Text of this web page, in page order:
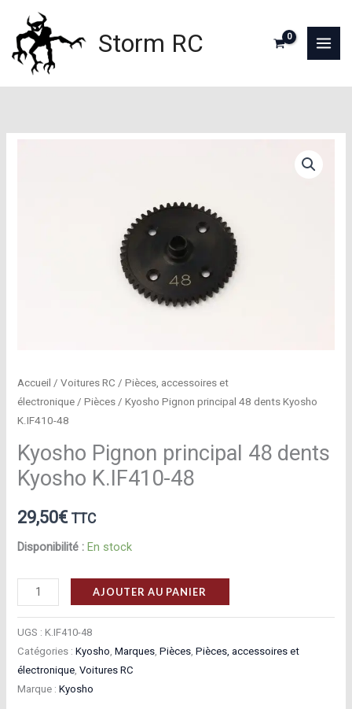
contenu
Storm RC
Accueil /Voitures RC /Pièces, accessoires et
électronique /Pièces / Kyosho Pignon principal 48 dents Kyosho
K.IF410-48
Kyosho Pignon principal 48 dents
Kyosho K.IF410-48
29,50€ TTC
Disponibilité : En stock
quantité
de
Kyosho
Pignon
principal
48
AJOUTER AU PANIER
UGS :K.IF410-48
Catégories :Kyosho ,Marques ,Pièces ,Pièces, accessoires et
électronique ,Voitures RC
Marque :Kyosho